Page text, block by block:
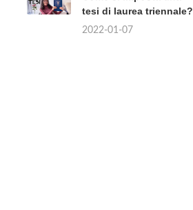
tesi di laurea triennale?
2022-01-07